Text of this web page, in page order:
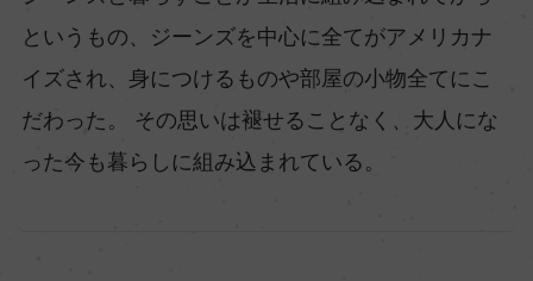
というもの、ジーンズを中心に全てがアメリカナ
イズされ、身につけるものや部屋の小物全てにこ
だわった。 その思いは褪せることなく、大人にな
った今も暮らしに組み込まれている。